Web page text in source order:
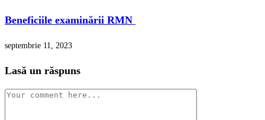
Beneficiile examinării RMN
septembrie 11, 2023
Lasă un răspuns
Comment